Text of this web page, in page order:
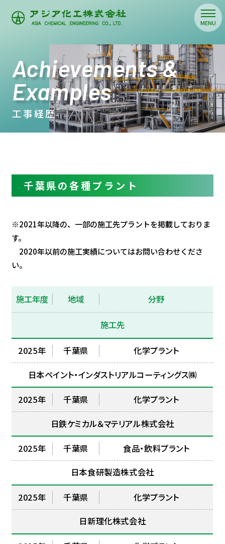
Achievements &
Examples
工事経歴
千葉県の各種プラント
※2021年以降の、一部の施工先プラントを掲載しておりま
す。
2020年以前の施工実績についてはお問い合わせくださ
い。
施工年度 地域 分野
施工先
2025年 千葉県
化学プラント
日本ペイント・インダストリアルコーティングス㈱
2025年 千葉県
化学プラント
日鉄ケミカル＆マテリアル株式会社
2025年 千葉県
食品・飲料プラント
日本食研製造株式会社
2025年 千葉県
化学プラント
日新理化株式会社